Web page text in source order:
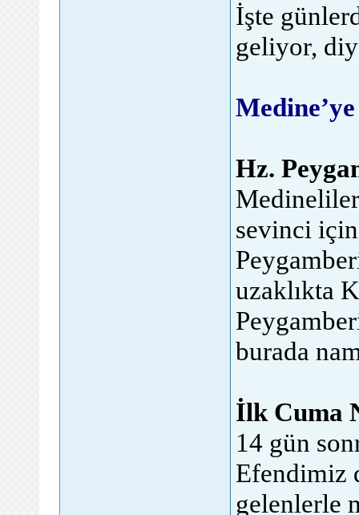
İşte
geliyor,
Medine’ye
Hz.
sevinci
uzaklıkta
burada
İlk Cuma
14 gün
Efendimiz
gelenlerle